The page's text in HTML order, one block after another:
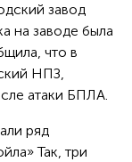
завод
на заводе была
что в
НПЗ,
атаки БПЛА.
ряд
Так, три